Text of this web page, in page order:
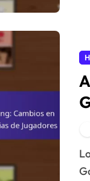
Los cambios actuales en el meta de Magic: The